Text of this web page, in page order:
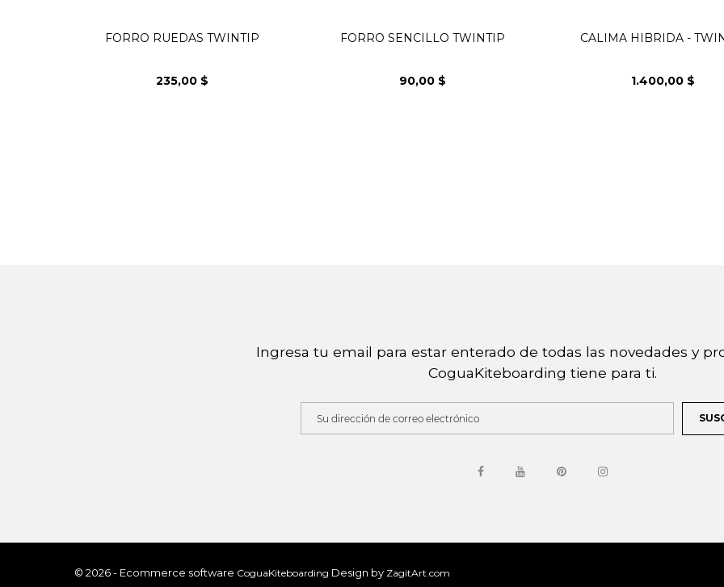
FORRO RUEDAS TWINTIP
Precio
235,00 $
FORRO SENCILLO TWINTIP
Precio
90,00 $
CALIMA HIBRIDA -
Precio
1.400,00 $
Ingresa tu email para estar enterado de todas las novedades y
CoguaKiteboarding tiene para ti.
© 2026 - Ecommerce software CoguaKiteboarding Design by ZagitArt.com